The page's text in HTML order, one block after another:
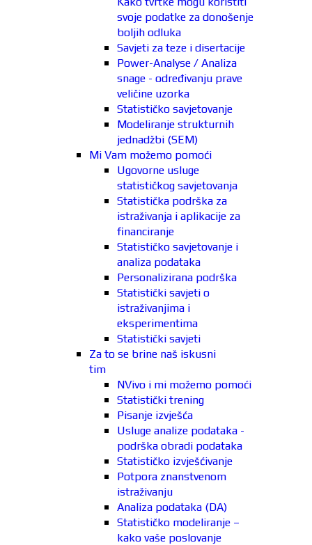
svoje podatke za donošenje
boljih odluka
Savjeti za teze i disertacije
Power-Analyse / Analiza
snage - određivanju prave
veličine uzorka
Statističko savjetovanje
Modeliranje strukturnih
jednadžbi (SEM)
Mi Vam možemo pomoći
Ugovorne usluge
statističkog savjetovanja
Statistička podrška za
istraživanja i aplikacije za
financiranje
Statističko savjetovanje i
analiza podataka
Personalizirana podrška
Statistički savjeti o
istraživanjima i
eksperimentima
Statistički savjeti
Za to se brine naš iskusni
tim
NVivo i mi možemo pomoći
Statistički trening
Pisanje izvješća
Usluge analize podataka -
podrška obradi podataka
Statističko izvješćivanje
Potpora znanstvenom
istraživanju
Analiza podataka (DA)
Statističko modeliranje –
kako vaše poslovanje